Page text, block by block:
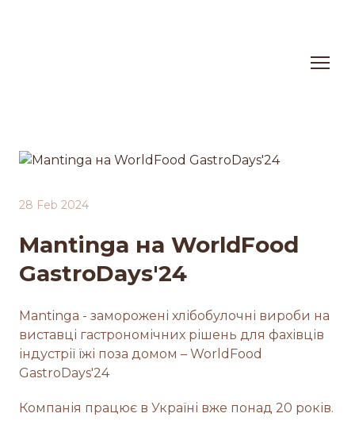
28 Feb 2024
Mantinga на WorldFood
GastroDays'24
Mantinga - заморожені хлібобулочні вироби на
виставці гастрономічних рішень для фахівців
індустрії їжі поза домом – WorldFood
GastroDays'24
Компанія працює в Україні вже понад 20 років.